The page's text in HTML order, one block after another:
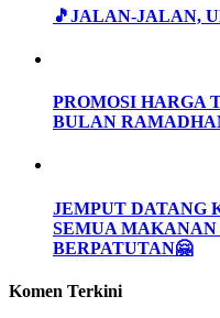
🎵JALAN-JALAN,
PROMOSI HARGA
BULAN
JEMPUT DATANG
SEMUA
BERPATUTAN🤗
Komen Terkini